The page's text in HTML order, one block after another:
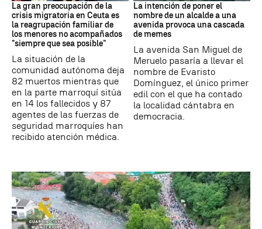
La gran preocupación de la
crisis migratoria en Ceuta es
la reagrupación familiar de
los menores no acompañados
"siempre que sea posible"
La situación de la
comunidad autónoma deja
82 muertos mientras que
en la parte marroquí sitúa
en 14 los fallecidos y 87
agentes de las fuerzas de
seguridad marroquíes han
recibido atención médica.
La intención de poner el
nombre de un alcalde a una
avenida provoca una cascada
de memes
La avenida San Miguel de
Meruelo pasaría a llevar el
nombre de Evaristo
Domínguez, el único primer
edil con el que ha contado
la localidad cántabra en
democracia.